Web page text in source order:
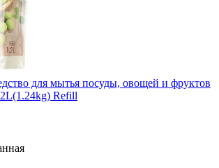
для мытья посуды, овощей и фруктов
Refill